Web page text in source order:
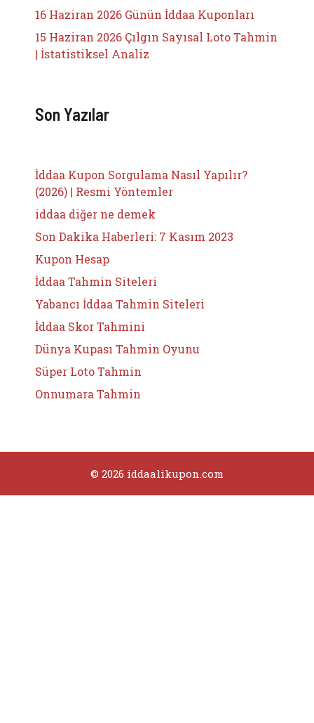
16 Haziran 2026 Günün İddaa Kuponları
15 Haziran 2026 Çılgın Sayısal Loto Tahmin
| İstatistiksel Analiz
Son Yazılar
İddaa Kupon Sorgulama Nasıl Yapılır?
(2026) | Resmi Yöntemler
iddaa diğer ne demek
Son Dakika Haberleri: 7 Kasım 2023
Kupon Hesap
İddaa Tahmin Siteleri
Yabancı İddaa Tahmin Siteleri
İddaa Skor Tahmini
Dünya Kupası Tahmin Oyunu
Süper Loto Tahmin
Onnumara Tahmin
© 2026 iddaalikupon.com